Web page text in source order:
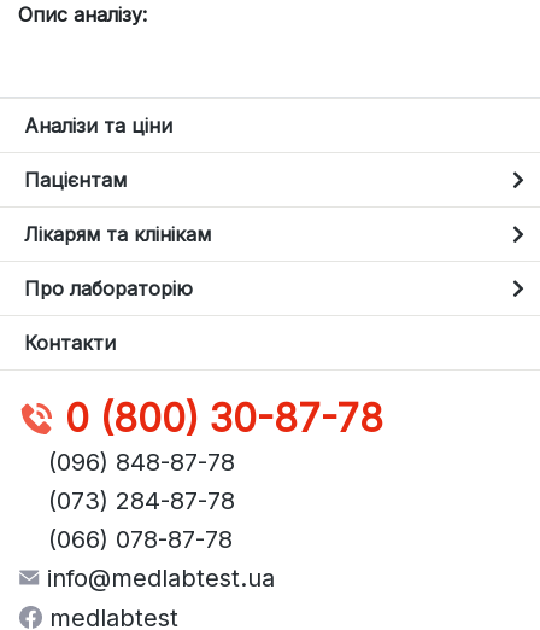
Опис аналізу:
Аналізи та ціни
Пацієнтам
Лікарям та клінікам
Про лабораторію
Контакти
0 (800) 30-87-78
(096) 848-87-78
(073) 284-87-78
(066) 078-87-78
info@medlabtest.ua
medlabtest